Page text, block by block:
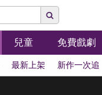
兒童 免費戲劇
最新上架 新作一次追